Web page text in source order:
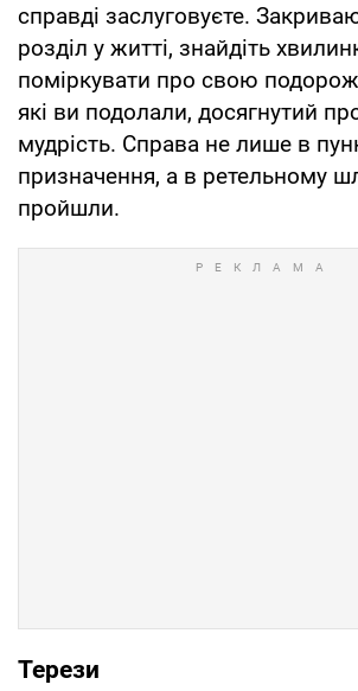
справді заслуговуєте.
розділ у житті, знайдіть
поміркувати про свою
які ви подолали, досягнутий
мудрість. Справа не лише в
призначення, а в ретельному
пройшли.
Терези